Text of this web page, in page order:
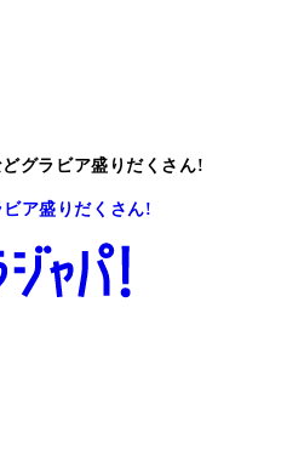
グラビア盛りだくさん!
ア盛りだくさん!